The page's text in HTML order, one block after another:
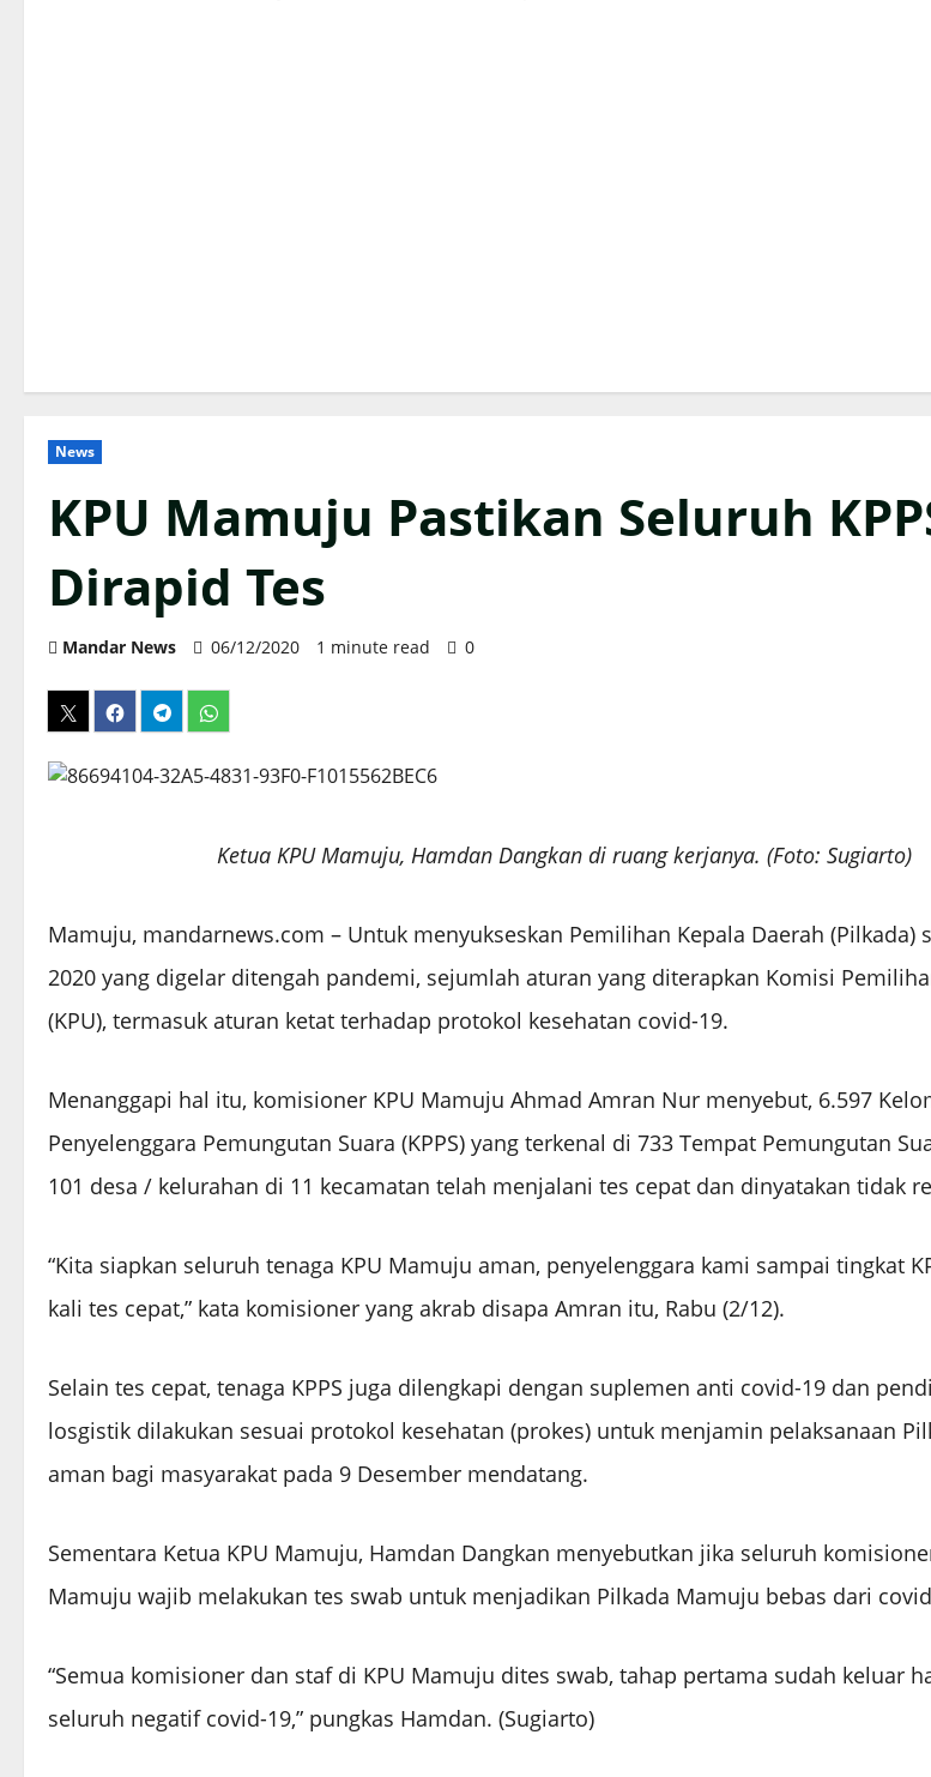
News
KPU Mamuju Pastikan Seluruh
Dirapid Tes
Mandar News 06/12/2020 1 minute read 0
Ketua KPU Mamuju, Hamdan Dangkan di ruang kerjanya.(Foto: Sugiarto)
Mamuju, mandarnews.com – Untuk menyukseskan Pemilihan Kepala Daerah (Pilkada)
2020 yang digelar ditengah pandemi, sejumlah aturan yang diterapkan Komisi
(KPU), termasuk aturan ketat terhadap protokol kesehatan covid-19.
Menanggapi hal itu, komisioner KPU Mamuju Ahmad Amran Nur menyebut, 6.597
Penyelenggara Pemungutan Suara (KPPS) yang terkenal di 733 Tempat Pemungutan
101 desa / kelurahan di 11 kecamatan telah menjalani tes cepat dan dinyatakan tidak
“Kita siapkan seluruh tenaga KPU Mamuju aman, penyelenggara kami sampai tingkat
kali tes cepat,” kata komisioner yang akrab disapa Amran itu, Rabu (2/12).
Selain tes cepat, tenaga KPPS juga dilengkapi dengan suplemen anti covid-19 dan
losgistik dilakukan sesuai protokol kesehatan (prokes) untuk menjamin pelaksanaan
aman bagi masyarakat pada 9 Desember mendatang.
Sementara Ketua KPU Mamuju, Hamdan Dangkan menyebutkan jika seluruh
Mamuju wajib melakukan tes swab untuk menjadikan Pilkada Mamuju bebas dari
“Semua komisioner dan staf di KPU Mamuju dites swab, tahap pertama sudah keluar
seluruh negatif covid-19,” pungkas Hamdan. (Sugiarto)